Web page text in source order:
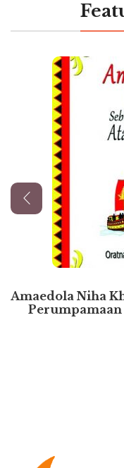
Amaedola Niha